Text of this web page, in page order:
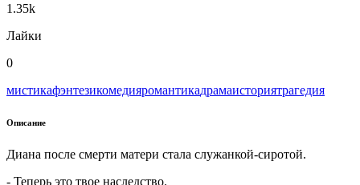
1.35k
Лайки
0
мистикафэнтезикомедияромантикадрамаисториятрагедия
Описание
Диана после смерти матери стала служанкой-сиротой.
- Теперь это твое наследство.